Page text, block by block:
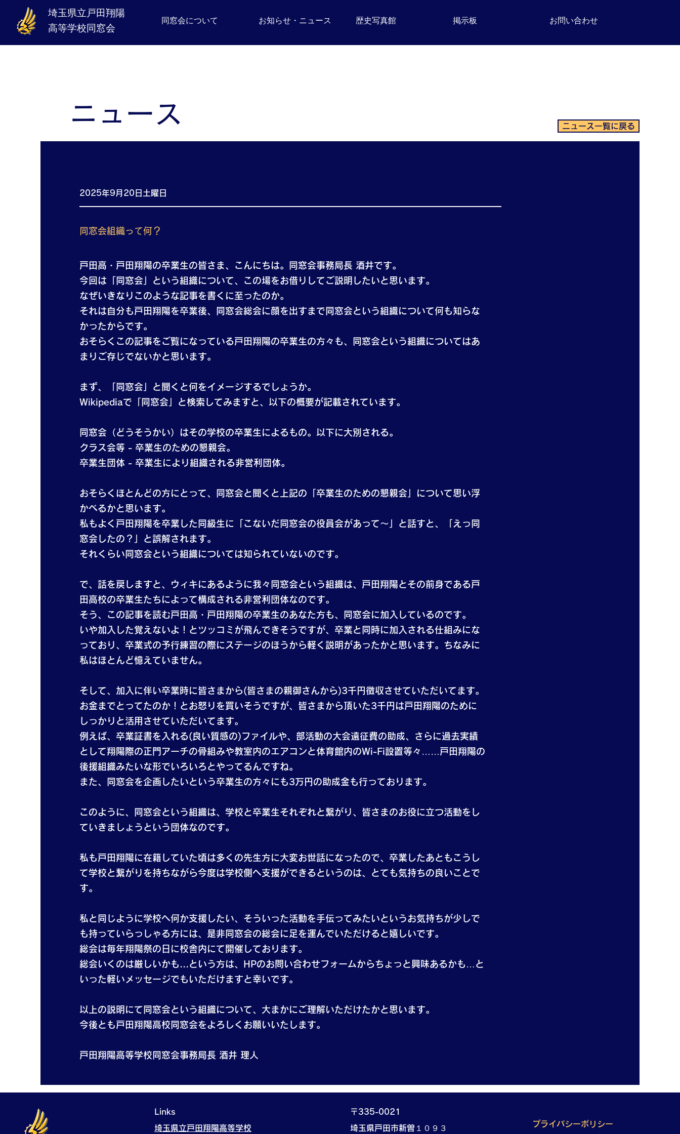
埼玉県立​戸田翔陽
高等学校同窓会
同窓会について お知らせ・ニュース 歴史写真館 掲示板 お問い合わせ
ニュース ニュース一覧に戻る
2025年9月20日土曜日
同窓会組織って何？
戸田高・戸田翔陽の卒業生の皆さま、こんにちは。同窓会事務局長 酒井です。
今回は「同窓会」という組織について、この場をお借りしてご説明したいと思います。
なぜいきなりこのような記事を書くに至ったのか。
それは自分も戸田翔陽を卒業後、同窓会総会に顔を出すまで同窓会という組織について何も知らな
かったからです。
おそらくこの記事をご覧になっている戸田翔陽の卒業生の方々も、同窓会という組織についてはあ
まりご存じでないかと思います。
まず、「同窓会」と聞くと何をイメージするでしょうか。
Wikipediaで「同窓会」と検索してみますと、以下の概要が記載されています。
同窓会（どうそうかい）はその学校の卒業生によるもの。以下に大別される。
クラス会等 - 卒業生のための懇親会。
卒業生団体 - 卒業生により組織される非営利団体。
おそらくほとんどの方にとって、同窓会と聞くと上記の「卒業生のための懇親会」について思い浮
かべるかと思います。
私もよく戸田翔陽を卒業した同級生に「こないだ同窓会の役員会があって～」と話すと、「えっ同
窓会したの？」と誤解されます。
それくらい同窓会という組織については知られていないのです。
で、話を戻しますと、ウィキにあるように我々同窓会という組織は、戸田翔陽とその前身である戸
田高校の卒業生たちによって構成される非営利団体なのです。
そう、この記事を読む戸田高・戸田翔陽の卒業生のあなた方も、同窓会に加入しているのです。
いや加入した覚えないよ！とツッコミが飛んできそうですが、卒業と同時に加入される仕組みにな
っており、卒業式の予行練習の際にステージのほうから軽く説明があったかと思います。ちなみに
私はほとんど憶えていません。
そして、加入に伴い卒業時に皆さまから(皆さまの親御さんから)3千円徴収させていただいてます。
お金までとってたのか！とお怒りを買いそうですが、皆さまから頂いた3千円は戸田翔陽のために
しっかりと活用させていただいてます。
例えば、卒業証書を入れる(良い質感の)ファイルや、部活動の大会遠征費の助成、さらに過去実績
として翔陽際の正門アーチの骨組みや教室内のエアコンと体育館内のWi-Fi設置等々……戸田翔陽の
後援組織みたいな形でいろいろとやってるんですね。
また、同窓会を企画したいという卒業生の方々にも3万円の助成金も行っております。
このように、同窓会という組織は、学校と卒業生それぞれと繋がり、皆さまのお役に立つ活動をし
ていきましょうという団体なのです。
私も戸田翔陽に在籍していた頃は多くの先生方に大変お世話になったので、卒業したあともこうし
て学校と繋がりを持ちながら今度は学校側へ支援ができるというのは、とても気持ちの良いことで
す。
私と同じように学校へ何か支援したい、そういった活動を手伝ってみたいというお気持ちが少しで
も持っていらっしゃる方には、是非同窓会の総会に足を運んでいただけると嬉しいです。
総会は毎年翔陽祭の日に校舎内にて開催しております。
総会いくのは厳しいかも...という方は、HPのお問い合わせフォームからちょっと興味あるかも…と
いった軽いメッセージでもいただけますと幸いです。
以上の説明にて同窓会という組織について、大まかにご理解いただけたかと思います。
今後とも戸田翔陽高校同窓会をよろしくお願いいたします。
戸田翔陽高等学校同窓会事務局長 酒井 理人
Links
埼玉県立戸田翔陽高等学校
〒335-0021
埼玉県戸田市新曽１０９３
プライバシーポリシー